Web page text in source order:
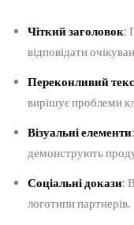
Чіткий заголовок:
відповідати
Переконливий
вирішує проблеми
Візуальні елементи
демонструють
Соціальні докази:
логотипи партнерів.